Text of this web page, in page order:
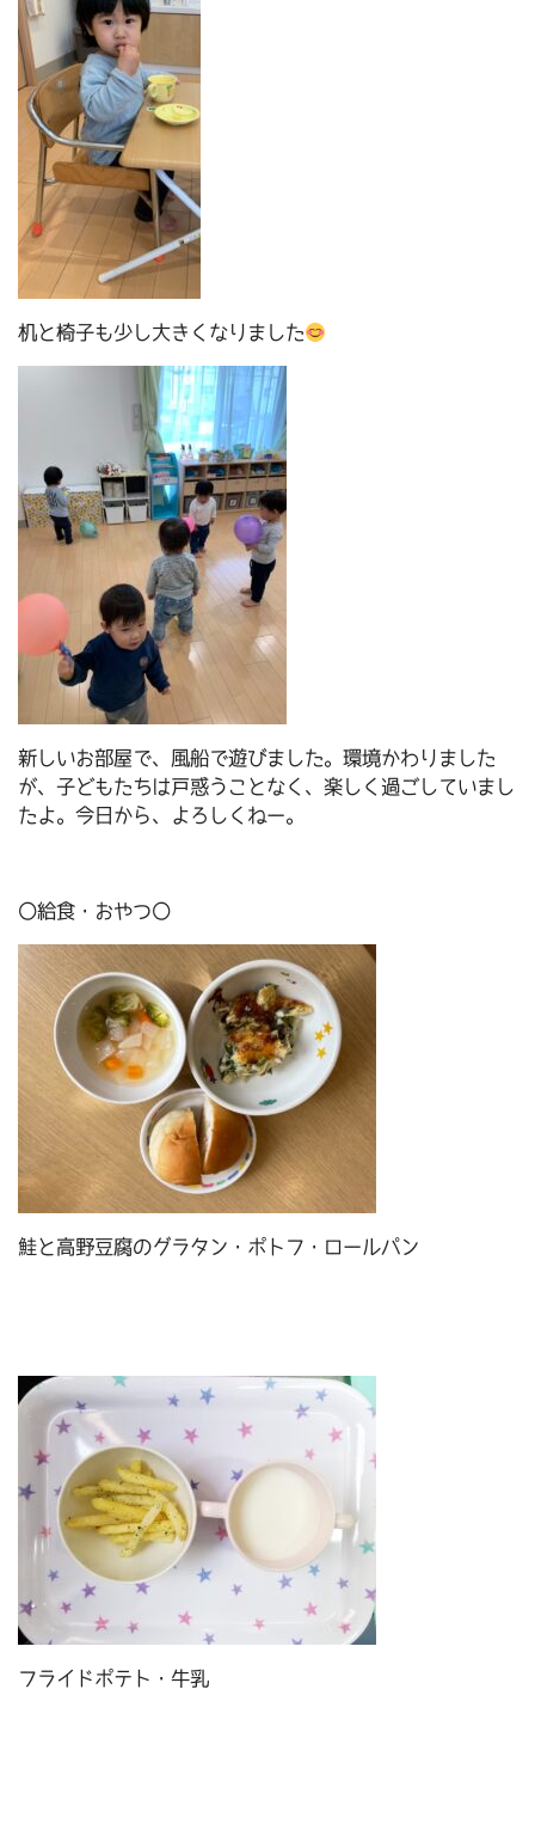
机と椅子も少し大きくなりました
新しいお部屋で、風船で遊びました。環境かわりました
が、子どもたちは戸惑うことなく、楽しく過ごしていまし
たよ。今日から、よろしくねー。
〇給食・おやつ〇
鮭と高野豆腐のグラタン・ポトフ・ロールパン
フライドポテト・牛乳